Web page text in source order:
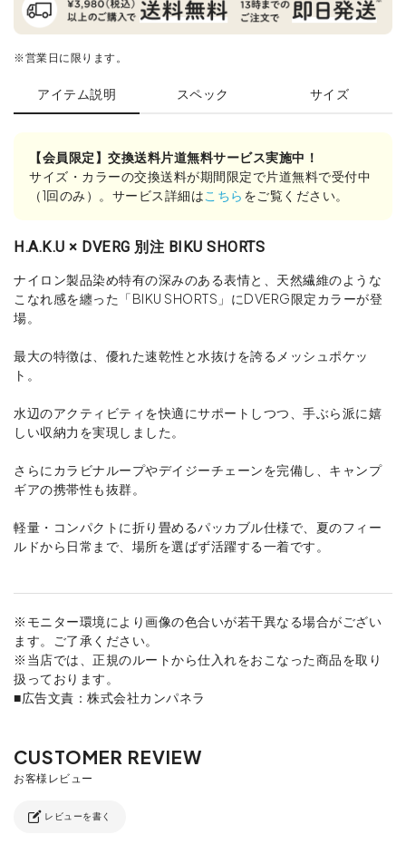
※営業日に限ります。
アイテム説明 スペック サイズ
【会員限定】交換送料片道無料サービス実施中！
サイズ・カラーの交換送料が期間限定で片道無料で受付中
（1回のみ）。サービス詳細はこちら をご覧ください。
H.A.K.U × DVERG 別注 BIKU SHORTS
ナイロン製品染め特有の深みのある表情と、天然繊維のような
こなれ感を纏った「BIKU SHORTS」にDVERG限定カラーが登
場。
最大の特徴は、優れた速乾性と水抜けを誇るメッシュポケッ
ト。
水辺のアクティビティを快適にサポートしつつ、手ぶら派に嬉
しい収納力を実現しました。
さらにカラビナループやデイジーチェーンを完備し、キャンプ
ギアの携帯性も抜群。
軽量・コンパクトに折り畳めるパッカブル仕様で、夏のフィー
ルドから日常まで、場所を選ばず活躍する一着です。
※モニター環境により画像の色合いが若干異なる場合がござい
ます。ご了承ください。
※当店では、正規のルートから仕入れをおこなった商品を取り
扱っております。
■広告文責：株式会社カンパネラ
レビューを書く